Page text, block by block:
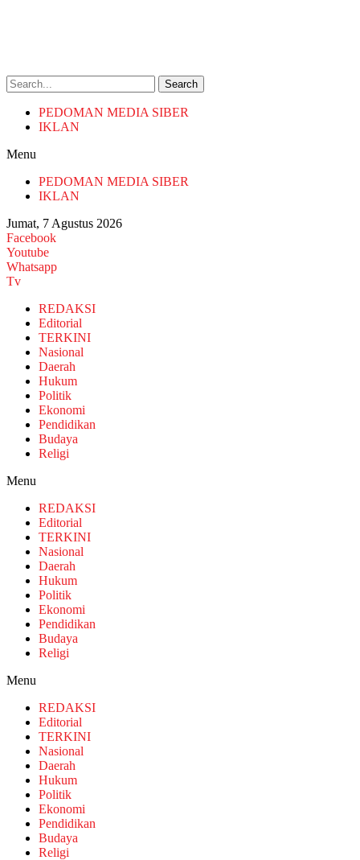
Search
PEDOMAN MEDIA SIBER
IKLAN
Menu
PEDOMAN MEDIA SIBER
IKLAN
Jumat, 7 Agustus 2026
Facebook
Youtube
Whatsapp
Tv
REDAKSI
Editorial
TERKINI
Nasional
Daerah
Hukum
Politik
Ekonomi
Pendidikan
Budaya
Religi
Menu
REDAKSI
Editorial
TERKINI
Nasional
Daerah
Hukum
Politik
Ekonomi
Pendidikan
Budaya
Religi
Menu
REDAKSI
Editorial
TERKINI
Nasional
Daerah
Hukum
Politik
Ekonomi
Pendidikan
Budaya
Religi